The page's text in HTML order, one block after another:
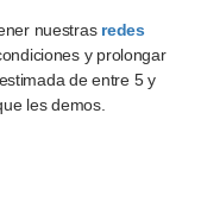
nuestras redes
y prolongar
de entre 5 y
les demos.